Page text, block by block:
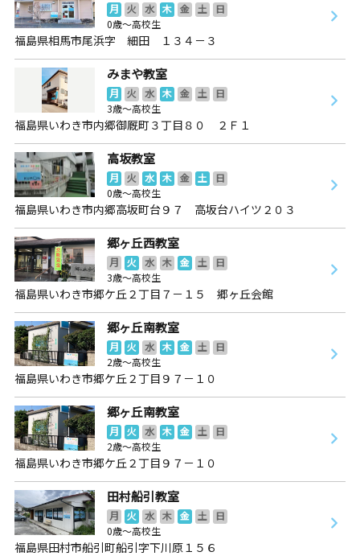
月 火 水 木 金 土
日
0歳～高校生
福島県相馬市尾浜字 細田 １３４－３
みまや教室
月 火 水 木 金 土
日
3歳～高校生
福島県いわき市内郷御厩町３丁目８０ ２Ｆ１
高坂教室
月 火 水 木 金 土
日
0歳～高校生
福島県いわき市内郷高坂町台９７ 高坂台ハイツ２０３
郷ヶ丘西教室
月 火 水 木 金 土
日
3歳～高校生
福島県いわき市郷ケ丘２丁目７－１５ 郷ヶ丘会館
郷ヶ丘南教室
月 火 水 木 金 土
日
2歳～高校生
福島県いわき市郷ケ丘２丁目９７－１０
郷ヶ丘南教室
月 火 水 木 金 土
日
2歳～高校生
福島県いわき市郷ケ丘２丁目９７－１０
田村船引教室
月 火 水 木 金 土
日
0歳～高校生
福島県田村市船引町船引字下川原１５６